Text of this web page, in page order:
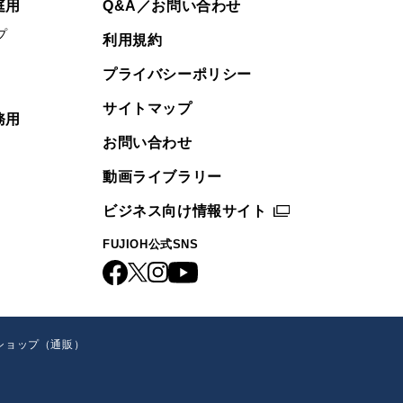
用
用
Q&A／お問い合わせ
利用規約
プライバシーポリシー
サイトマップ
お問い合わせ
動画ライブラリー
ビジネス向け情報サイト
FUJIOH公式SNS
ョップ（通販）